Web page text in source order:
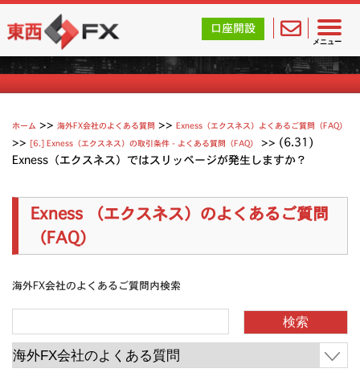
メニュー
東西FX｜海外FX会社（ブローカー）の無料口座開設サポ
口座開設
Exnessよくあるご質問
ホーム >>海外FX会社のよくある質問 >>Exness（エクスネス）よくあるご質問（FAQ）
>> [6.] Exness（エクスネス）の取引条件 - よくある質問（FAQ） >> (6.31)
Exness（エクスネス）ではスリッページが発生しますか？
Exness （エクスネス）のよくあるご質問
（FAQ）
海外FX会社のよくあるご質問内検索